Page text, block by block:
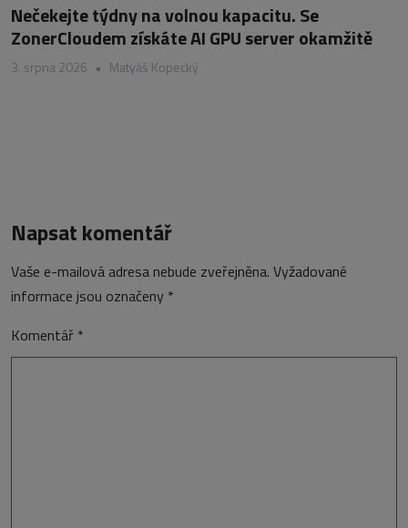
Nečekejte týdny na volnou kapacitu. Se
ZonerCloudem získáte AI GPU server okamžitě
3. srpna 2026 • Matyáš Kopecký
Napsat komentář
Vaše e-mailová adresa nebude zveřejněna. Vyžadované
informace jsou označeny *
Komentář *